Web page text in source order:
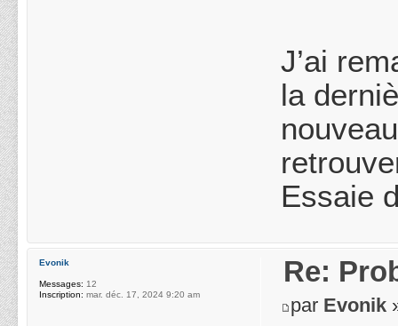
J’ai
la
Essaie
Re:
par Evonik
Evonik
Messages: 12
Inscription: mar. déc. 17, 2024 9:20 am